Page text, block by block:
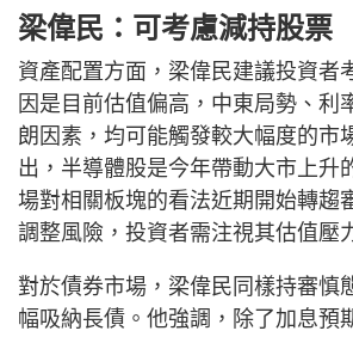
梁偉民：可考慮減持股票
資產配置方面，梁偉民建議投資者
因是目前估值偏高，中東局勢、利
朗因素，均可能觸發較大幅度的市
出，半導體股是今年帶動大市上升
場對相關板塊的看法近期開始轉趨
調整風險，投資者需注視其估值壓
對於債券市場，梁偉民同樣持審慎
幅吸納長債。他強調，除了加息預